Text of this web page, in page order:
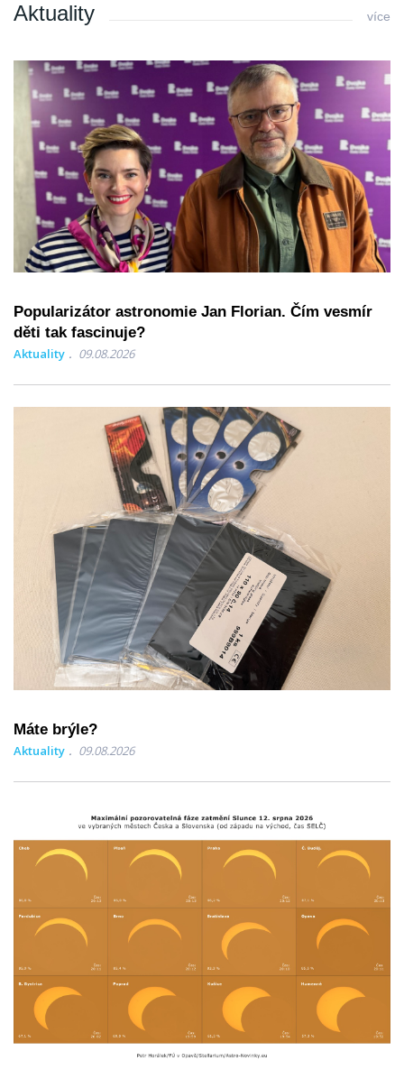
Aktuality více
Popularizátor astronomie Jan Florian. Čím vesmír
děti tak fascinuje?
Aktuality 09.08.2026
Máte brýle?
Aktuality 09.08.2026